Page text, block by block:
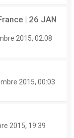
| 26 JAN
2015, 02:08
2015, 00:03
2015, 19:39